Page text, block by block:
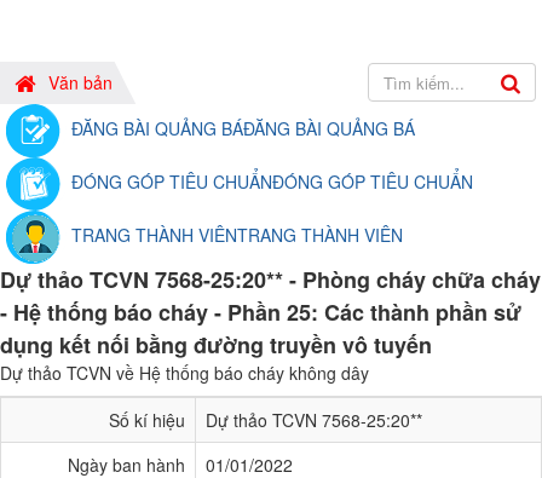
Văn bản
ĐĂNG BÀI QUẢNG BÁĐĂNG BÀI QUẢNG BÁ
ĐÓNG GÓP TIÊU CHUẨNĐÓNG GÓP TIÊU CHUẨN
TRANG THÀNH VIÊNTRANG THÀNH VIÊN
Dự thảo TCVN 7568-25:20** - Phòng cháy chữa cháy
- Hệ thống báo cháy - Phần 25: Các thành phần sử
dụng kết nối bằng đường truyền vô tuyến
Dự thảo TCVN về Hệ thống báo cháy không dây
Số kí hiệu
Dự thảo TCVN 7568-25:20**
Ngày ban hành
01/01/2022